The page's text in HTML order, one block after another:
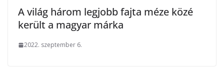
A világ három legjobb fajta méze közé
került a magyar márka
2022. szeptember 6.